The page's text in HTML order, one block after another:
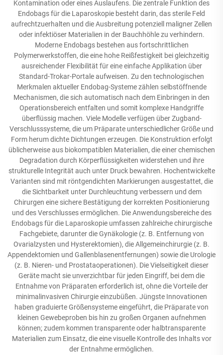
Kontamination oder eines Auslaufens. Die zentrale Funktion des
Endobags für die Laparoskopie besteht darin, das sterile Feld
aufrechtzuerhalten und die Ausbreitung potenziell maligner Zellen
oder infektiöser Materialien in der Bauchhöhle zu verhindern.
Moderne Endobags bestehen aus fortschrittlichen
Polymerwerkstoffen, die eine hohe Reißfestigkeit bei gleichzeitig
ausreichender Flexibilität für eine einfache Applikation über
Standard-Trokar-Portale aufweisen. Zu den technologischen
Merkmalen aktueller Endobag-Systeme zählen selbstöffnende
Mechanismen, die sich automatisch nach dem Einbringen in den
Operationsbereich entfalten und somit komplexe Handgriffe
überflüssig machen. Viele Modelle verfügen über Zugband-
Verschlusssysteme, die um Präparate unterschiedlicher Größe und
Form herum dichte Dichtungen erzeugen. Die Konstruktion erfolgt
üblicherweise aus biokompatiblen Materialien, die einer chemischen
Degradation durch Körperflüssigkeiten widerstehen und ihre
strukturelle Integrität auch unter Druck bewahren. Hochentwickelte
Varianten sind mit röntgendichten Markierungen ausgestattet, die
die Sichtbarkeit unter Durchleuchtung verbessern und dem
Chirurgen eine sichere Bestätigung der korrekten Positionierung
und des Verschlusses ermöglichen. Die Anwendungsbereiche des
Endobags für die Laparoskopie umfassen zahlreiche chirurgische
Fachgebiete, darunter die Gynäkologie (z. B. Entfernung von
Ovarialzysten und Hysterektomien), die Allgemeinchirurgie (z. B.
Appendektomien und Gallenblasenentfernungen) sowie die Urologie
(z. B. Nieren- und Prostataoperationen). Die Vielseitigkeit dieser
Geräte macht sie unverzichtbar für jeden Eingriff, bei dem die
Entnahme von Präparaten erforderlich ist, ohne die Vorteile der
minimalinvasiven Chirurgie einzubüßen. Jüngste Innovationen
haben graduierte Größensysteme eingeführt, die Präparate von
kleinen Gewebeproben bis hin zu großen Organen aufnehmen
können; zudem kommen transparente oder halbtransparente
Materialien zum Einsatz, die eine visuelle Kontrolle des Inhalts vor
der Entnahme ermöglichen.